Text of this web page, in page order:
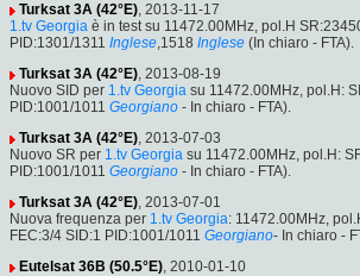
Turksat 3A (42°E), 2013-11-17
1.tv Georgia è in test su 11472.00MHz, pol.H
PID:1301/1311 Inglese,1518 Inglese (In chiaro - FTA).
Turksat 3A (42°E), 2013-08-19
Nuovo SID per 1.tv Georgia su 11472.00MHz, pol.H:
PID:1001/1011 Georgiano - In chiaro - FTA).
Turksat 3A (42°E), 2013-07-03
Nuovo SR per 1.tv Georgia su 11472.00MHz, pol.H:
PID:1001/1011 Georgiano - In chiaro - FTA).
Turksat 3A (42°E), 2013-07-01
Nuova frequenza per 1.tv Georgia: 11472.00MHz,
FEC:3/4 SID:1 PID:1001/1011 Georgiano- In chiaro -
Eutelsat 36B (50.5°E), 2010-01-10